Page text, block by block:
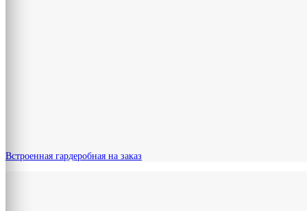
Встроенная гардеробная на заказ